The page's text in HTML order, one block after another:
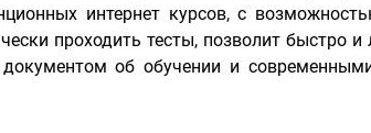
интернет курсов, с
проходить тесты, позволит быстро
об обучении и